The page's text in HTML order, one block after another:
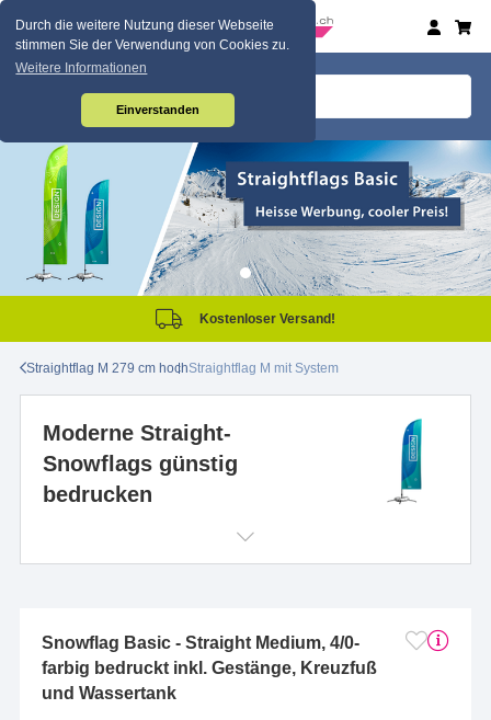
Durch die weitere Nutzung dieser Webseite
stimmen Sie der Verwendung von Cookies zu.
Weitere Informationen
Einverstanden
Kostenloser Versand!
Straightflag M 279 cm hochStraightflag M mit System
Moderne Straight-
Snowflags günstig
bedrucken
Snowflag Basic - Straight Medium, 4/0-
farbig bedruckt inkl. Gestänge, Kreuzfuß
und Wassertank